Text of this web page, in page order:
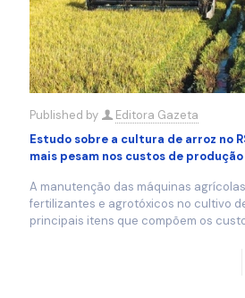
Published by
Editora Gazeta
Estudo sobre a cultura de arroz no
mais pesam nos custos de produção
A manutenção das máquinas
fertilizantes e agrotóxicos no cultivo
principais itens que compõem os